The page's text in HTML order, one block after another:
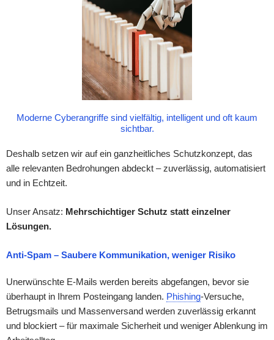
Moderne Cyberangriffe sind vielfältig, intelligent und oft kaum
sichtbar.
Deshalb setzen wir auf ein ganzheitliches Schutzkonzept, das
alle relevanten Bedrohungen abdeckt – zuverlässig, automatisiert
und in Echtzeit.
Unser Ansatz: Mehrschichtiger Schutz statt einzelner
Lösungen.
Anti-Spam – Saubere Kommunikation, weniger Risiko
Unerwünschte E-Mails werden bereits abgefangen, bevor sie
überhaupt in Ihrem Posteingang landen. Phishing-Versuche,
Betrugsmails und Massenversand werden zuverlässig erkannt
und blockiert – für maximale Sicherheit und weniger Ablenkung im